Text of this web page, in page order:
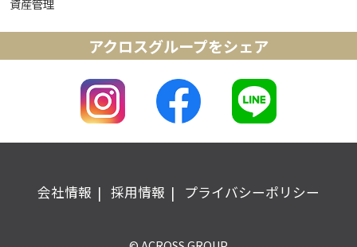
資産管理
アクロスグループをシェア
会社情報 採用情報 プライバシーポリシー